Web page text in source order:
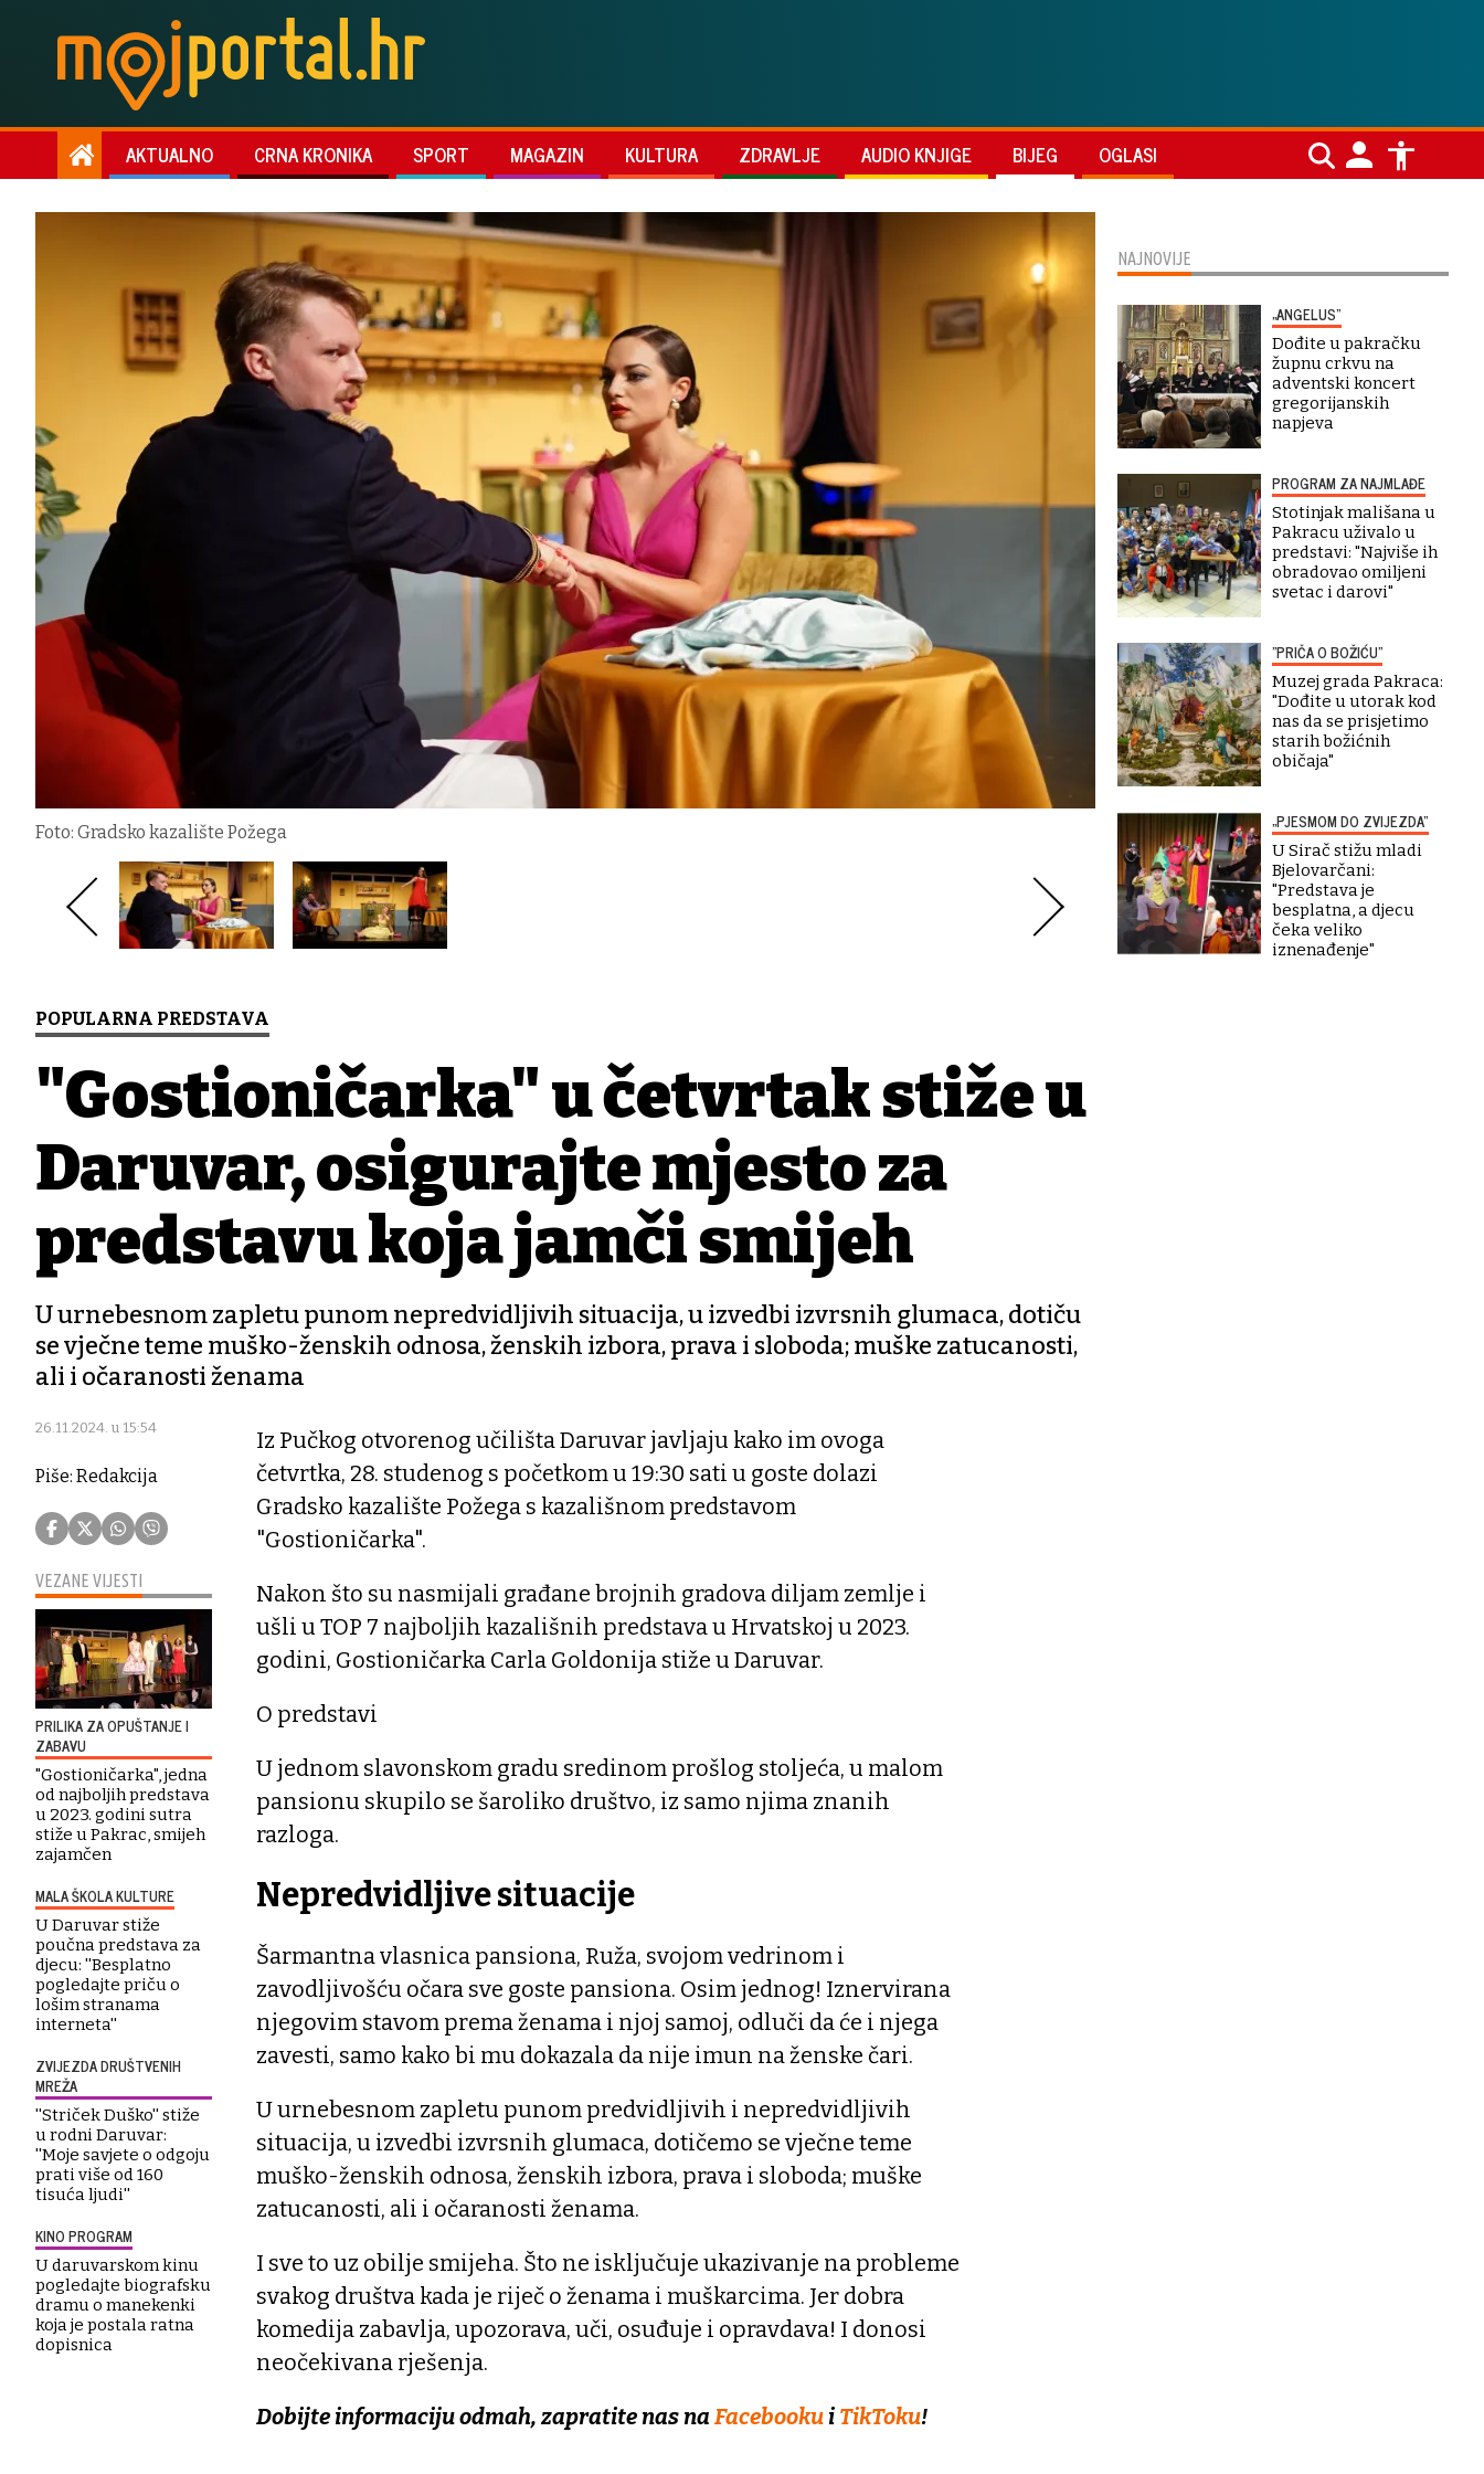
AKTUALNO CRNA KRONIKA SPORT MAGAZIN KULTURA ZDRAVLJE AUDIO KNJIGE BIJEG OGLASI
Foto: Gradsko kazalište Požega
POPULARNA PREDSTAVA
"Gostioničarka" u četvrtak stiže u
Daruvar, osigurajte mjesto za
predstavu koja jamči smijeh
U urnebesnom zapletu punom nepredvidljivih situacija, u izvedbi izvrsnih glumaca, dotiču
se vječne teme muško-ženskih odnosa, ženskih izbora, prava i sloboda; muške zatucanosti,
ali i očaranosti ženama
26.11.2024. u 15:54
Piše: Redakcija
VEZANE VIJESTI
PRILIKA ZA OPUŠTANJE I
ZABAVU
"Gostioničarka", jedna
od najboljih predstava
u 2023. godini sutra
stiže u Pakrac, smijeh
zajamčen
MALA ŠKOLA KULTURE
U Daruvar stiže
poučna predstava za
djecu: ''Besplatno
pogledajte priču o
lošim stranama
interneta''
ZVIJEZDA DRUŠTVENIH
MREŽA
''Striček Duško'' stiže
u rodni Daruvar:
''Moje savjete o odgoju
prati više od 160
tisuća ljudi''
KINO PROGRAM
U daruvarskom kinu
pogledajte biografsku
dramu o manekenki
koja je postala ratna
dopisnica
Iz Pučkog otvorenog učilišta Daruvar javljaju kako im ovoga
četvrtka, 28. studenog s početkom u 19:30 sati u goste dolazi
Gradsko kazalište Požega s kazališnom predstavom
"Gostioničarka".
Nakon što su nasmijali građane brojnih gradova diljam zemlje i
ušli u TOP 7 najboljih kazališnih predstava u Hrvatskoj u 2023.
godini, Gostioničarka Carla Goldonija stiže u Daruvar.
O predstavi
U jednom slavonskom gradu sredinom prošlog stoljeća, u malom
pansionu skupilo se šaroliko društvo, iz samo njima znanih
razloga.
Nepredvidljive situacije
Šarmantna vlasnica pansiona, Ruža, svojom vedrinom i
zavodljivošću očara sve goste pansiona. Osim jednog! Iznervirana
njegovim stavom prema ženama i njoj samoj, odluči da će i njega
zavesti, samo kako bi mu dokazala da nije imun na ženske čari.
U urnebesnom zapletu punom predvidljivih i nepredvidljivih
situacija, u izvedbi izvrsnih glumaca, dotičemo se vječne teme
muško-ženskih odnosa, ženskih izbora, prava i sloboda; muške
zatucanosti, ali i očaranosti ženama.
I sve to uz obilje smijeha. Što ne isključuje ukazivanje na probleme
svakog društva kada je riječ o ženama i muškarcima. Jer dobra
komedija zabavlja, upozorava, uči, osuđuje i opravdava! I donosi
neočekivana rješenja.
Dobijte informaciju odmah, zapratite nas na Facebooku i TikToku!
NAJNOVIJE
„ANGELUS“
Dođite u pakračku
župnu crkvu na
adventski koncert
gregorijanskih
napjeva
PROGRAM ZA NAJMLAĐE
Stotinjak mališana u
Pakracu uživalo u
predstavi: "Najviše ih
obradovao omiljeni
svetac i darovi"
"PRIČA O BOŽIĆU"
Muzej grada Pakraca:
"Dođite u utorak kod
nas da se prisjetimo
starih božićnih
običaja"
„PJESMOM DO ZVIJEZDA“
U Sirač stižu mladi
Bjelovarčani:
"Predstava je
besplatna, a djecu
čeka veliko
iznenađenje"